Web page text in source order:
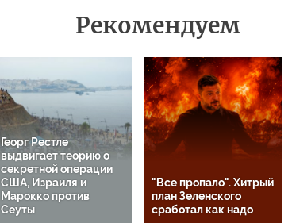
Рекомендуем
Георг Рестле
выдвигает теорию о
секретной операции
США, Израиля и
Марокко против
Сеуты
"Все пропало". Хитрый
план Зеленского
сработал как надо